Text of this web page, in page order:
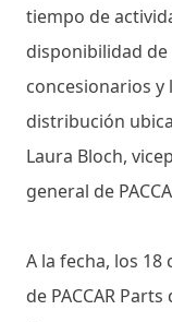
tiempo de
disponibilidad
concesionarios
distribución
Laura Bloch,
general de
A la fecha, los
de PACCAR